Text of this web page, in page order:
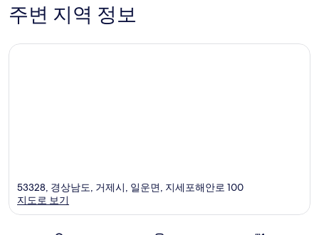
주변 지역 정보
53328, 경상남도, 거제시, 일운면, 지세포해안로 100
지도로 보기